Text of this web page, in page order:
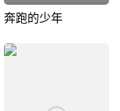
奔跑的少年